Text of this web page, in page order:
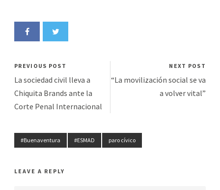
PREVIOUS POST
La sociedad civil lleva a
Chiquita Brands ante la
Corte Penal Internacional
NEXT POST
“La movilización social se va
a volver vital”
#Buenaventura #ESMAD paro cívico
LEAVE A REPLY